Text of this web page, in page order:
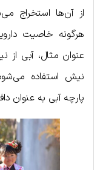
از آن‌ها استخراج
هرگونه خاصیت
نیش استفاده
پارچه آبی به عنوان